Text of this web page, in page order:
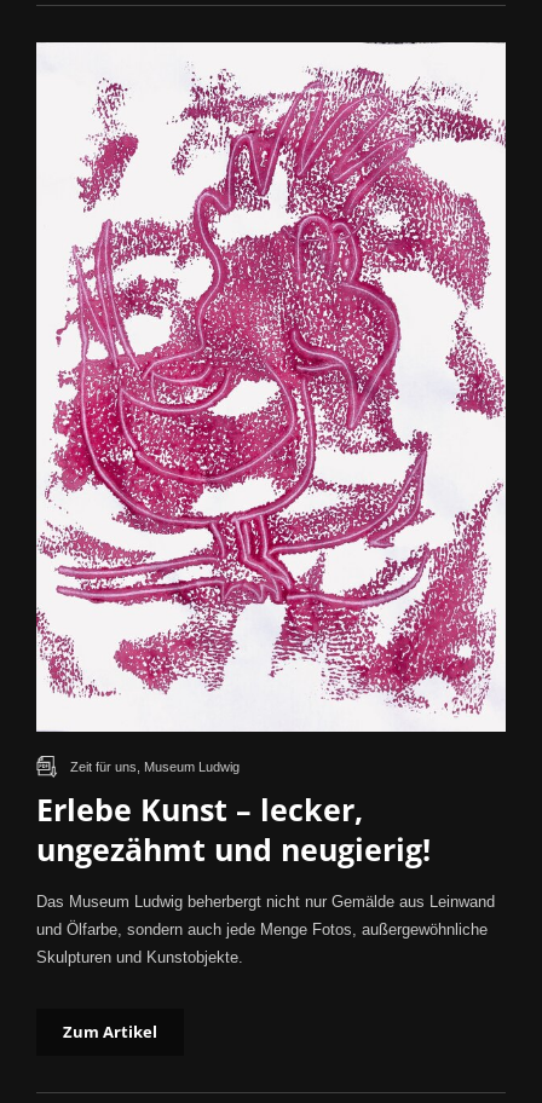
Erlebe Kunst – lecker,
ungezähmt und neugierig!
Zeit für uns, Museum Ludwig
Das Museum Ludwig beherbergt nicht nur Gemälde aus Leinwand
und Ölfarbe, sondern auch jede Menge Fotos, außergewöhnliche
Skulpturen und Kunstobjekte.
Zum Artikel